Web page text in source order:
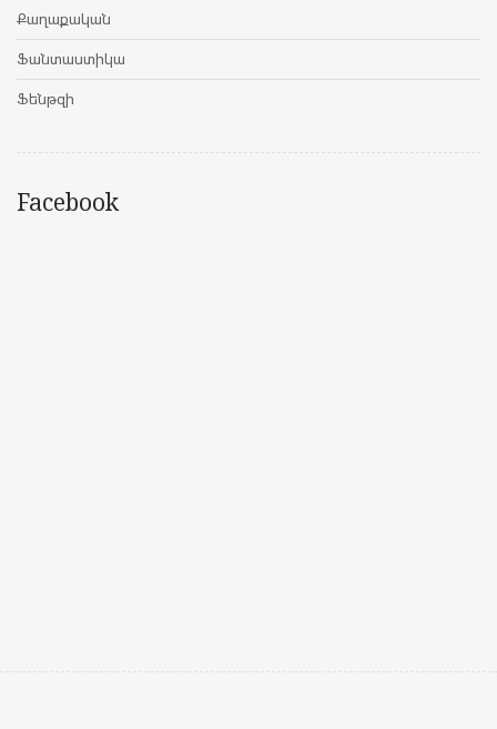
Քաղաքական
Ֆանտաստիկա
Ֆենթզի
Facebook